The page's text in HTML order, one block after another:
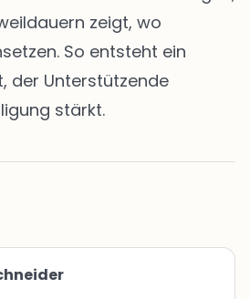
zeigt, wo
So entsteht ein
der Unterstützende
stärkt.